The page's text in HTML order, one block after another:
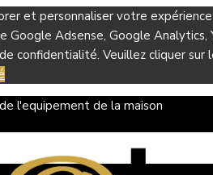
et personnaliser votre
Adsense, Google
confidentialité. Veuillez cliquer
l'equipement de la maison